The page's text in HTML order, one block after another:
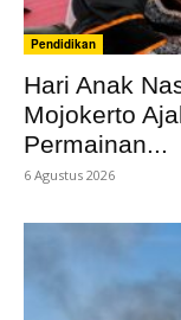
Pendidikan
Hari Anak
Mojokerto
Permainan...
6 Agustus 2026